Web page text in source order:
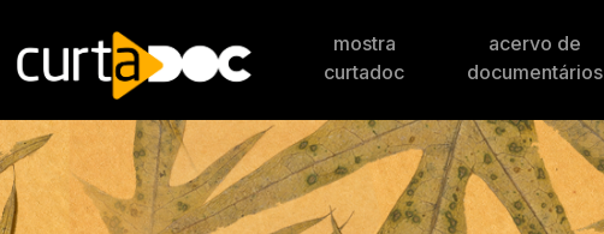
mostra
curtadoc
acervo de
documentários